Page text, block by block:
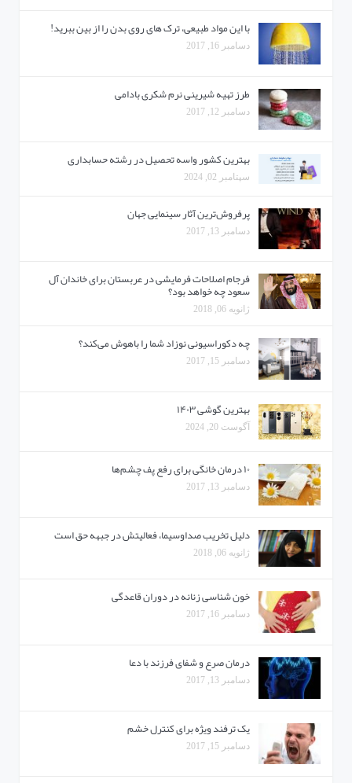
با این مواد طبیعی، ترک های روی بدن را از بین ببرید!
دسامبر 16, 2017
طرز تهیه شیرینی نرم شکری بادامی
دسامبر 12, 2017
بهترین کشور واسه تحصیل در رشته حسابداری
سپتامبر 02, 2024
پرفروش‌ترین آثار سینمایی جهان
دسامبر 13, 2017
فرجام اصلاحات فرمایشی در عربستان برای خاندان آل
سعود چه خواهد بود؟
ژانویه 06, 2018
چه دکوراسیونی نوزاد شما را باهوش می‌کند؟
دسامبر 15, 2017
بهترین گوشی ۱۴۰۳
آگوست 20, 2024
۱۰ درمان خانگی برای رفع پف چشم‌ها
دسامبر 13, 2017
دلیل تخریب صداوسیما، فعالیتش در جبهه حق است
ژانویه 06, 2018
خون شناسی زنانه در دوران قاعدگی
دسامبر 16, 2017
درمان صرع و شفای فرزند با دعا
دسامبر 13, 2017
یک ترفند ویژه برای کنترل خشم
دسامبر 15, 2017